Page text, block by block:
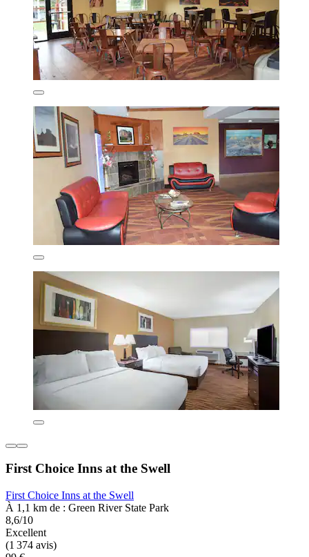
First Choice Inns at the Swell
First Choice Inns at the Swell
À 1,1 km de : Green River State Park
8,6/10
Excellent
(1 374 avis)